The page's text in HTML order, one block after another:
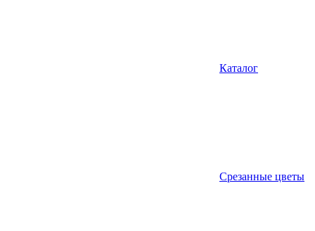
Каталог
Срезанные цветы